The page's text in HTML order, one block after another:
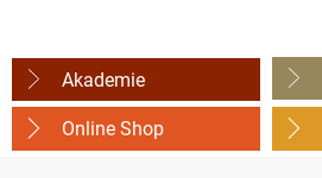
Akademie
Online Shop